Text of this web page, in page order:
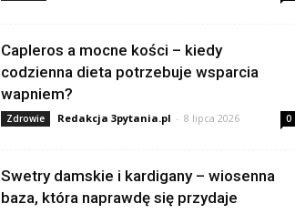
Capleros a mocne kości – kiedy
codzienna dieta potrzebuje wsparcia
wapniem?
Zdrowie Redakcja 3pytania.pl - 8 lipca 2026 0
Swetry damskie i kardigany – wiosenna
baza, która naprawdę się przydaje